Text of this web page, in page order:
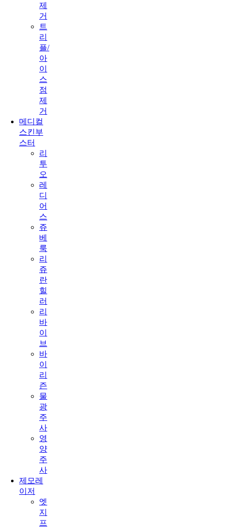
제
거
트
리
플/
아
이
스
점
제
거
메디컬
스킨부
스터
리
투
오
레
디
어
스
쥬
베
룩
리
쥬
란
힐
러
리
바
이
브
바
이
리
즌
물
광
주
사
영
양
주
사
제모레
이저
엣
지
프